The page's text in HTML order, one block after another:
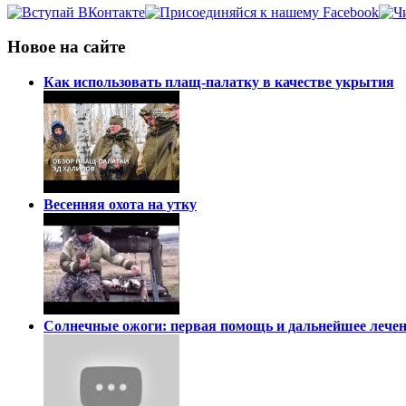
Новое на сайте
Как использовать плащ-палатку в качестве укрытия
Весенняя охота на утку
Солнечные ожоги: первая помощь и дальнейшее